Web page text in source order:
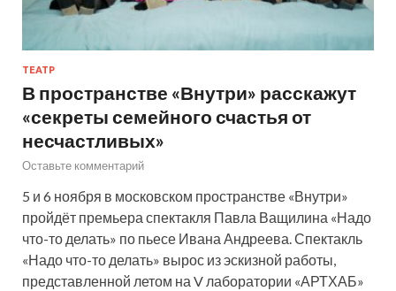
ТЕАТР
В пространстве «Внутри» расскажут
«секреты семейного счастья от
несчастливых»
Оставьте комментарий
5 и 6 ноября в московском пространстве «Внутри»
пройдёт премьера спектакля Павла Ващилина «Надо
что-то делать» по пьесе Ивана Андреева. Спектакль
«Надо что-то делать» вырос из эскизной работы,
представленной летом на V лаборатории «АРТХАБ»